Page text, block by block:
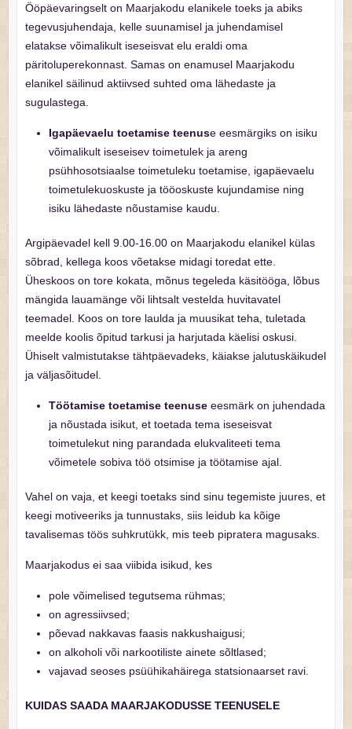
Ööpäevaringselt on Maarjakodu elanikele toeks ja abiks
tegevusjuhendaja, kelle suunamisel ja juhendamisel
elatakse võimalikult iseseisvat elu eraldi oma
päritoluperekonnast. Samas on enamusel Maarjakodu
elanikel säilinud aktiivsed suhted oma lähedaste ja
sugulastega.
Igapäevaelu toetamise teenuse eesmärgiks on isiku
võimalikult iseseisev toimetulek ja areng
psühhosotsiaalse toimetuleku toetamise, igapäevaelu
toimetulekuoskuste ja tööoskuste kujundamise ning
isiku lähedaste nõustamise kaudu.
Argipäevadel kell 9.00-16.00 on Maarjakodu elanikel külas
sõbrad, kellega koos võetakse midagi toredat ette.
Üheskoos on tore kokata, mõnus tegeleda käsitööga, lõbus
mängida lauamänge või lihtsalt vestelda huvitavatel
teemadel. Koos on tore laulda ja muusikat teha, tuletada
meelde koolis õpitud tarkusi ja harjutada käelisi oskusi.
Ühiselt valmistutakse tähtpäevadeks, käiakse jalutuskäikudel
ja väljasõitudel.
Töötamise toetamise teenuse eesmärk on juhendada
ja nõustada isikut, et toetada tema iseseisvat
toimetulekut ning parandada elukvaliteeti tema
võimetele sobiva töö otsimise ja töötamise ajal.
Vahel on vaja, et keegi toetaks sind sinu tegemiste juures, et
keegi motiveeriks ja tunnustaks, siis leidub ka kõige
tavalisemas töös suhkrutükk, mis teeb pipratera magusaks.
Maarjakodus ei saa viibida isikud, kes
pole võimelised tegutsema rühmas;
on agressiivsed;
põevad nakkavas faasis nakkushaigusi;
on alkoholi või narkootiliste ainete sõltlased;
vajavad seoses psüühikahäirega statsionaarset ravi.
KUIDAS SAADA MAARJAKODUSSE TEENUSELE